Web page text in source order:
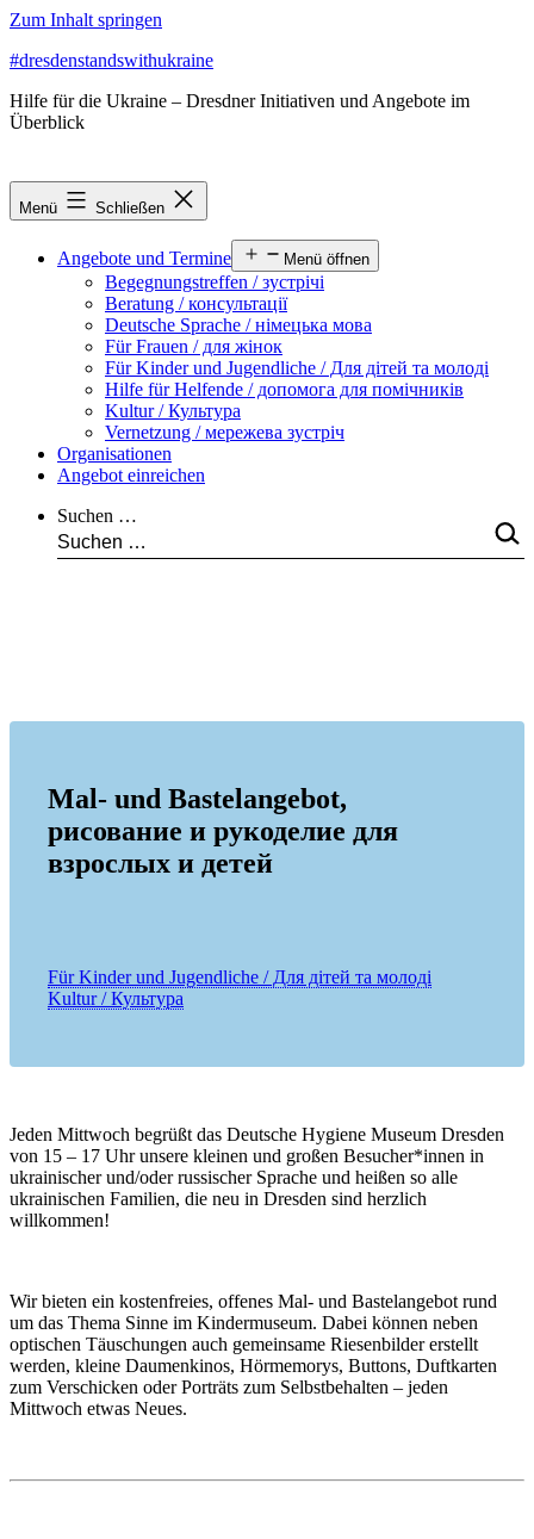
Zum Inhalt springen
#dresdenstandswithukraine
Hilfe für die Ukraine – Dresdner Initiativen und Angebote im
Überblick
Menü Schließen
Angebote und Termine Menü öffnen
Begegnungstreffen / зустрічі
Beratung / консультації
Deutsche Sprache / німецька мова
Für Frauen / для жінок
Für Kinder und Jugendliche / Для дітей та молоді
Hilfe für Helfende / допомога для помічників
Kultur / Культура
Vernetzung / мережева зустріч
Organisationen
Angebot einreichen
Suchen …
Mal- und Bastelangebot,
рисование и рукоделие для
взрослых и детей
Für Kinder und Jugendliche / Для дітей та молоді
Kultur / Культура
Jeden Mittwoch begrüßt das Deutsche Hygiene Museum Dresden
von 15 – 17 Uhr unsere kleinen und großen Besucher*innen in
ukrainischer und/oder russischer Sprache und heißen so alle
ukrainischen Familien, die neu in Dresden sind herzlich
willkommen!
Wir bieten ein kostenfreies, offenes Mal- und Bastelangebot rund
um das Thema Sinne im Kindermuseum. Dabei können neben
optischen Täuschungen auch gemeinsame Riesenbilder erstellt
werden, kleine Daumenkinos, Hörmemorys, Buttons, Duftkarten
zum Verschicken oder Porträts zum Selbstbehalten – jeden
Mittwoch etwas Neues.